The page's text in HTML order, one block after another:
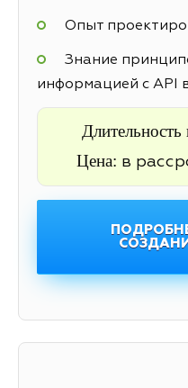
Опыт
Знание
информацией с API
Длительность
Цена: в